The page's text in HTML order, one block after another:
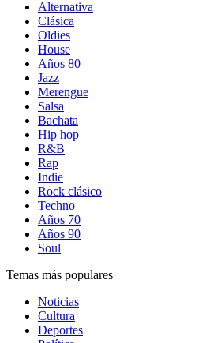
Alternativa
Clásica
Oldies
House
Años 80
Jazz
Merengue
Salsa
Bachata
Hip hop
R&B
Rap
Indie
Rock clásico
Techno
Años 70
Años 90
Soul
Temas más populares
Noticias
Cultura
Deportes